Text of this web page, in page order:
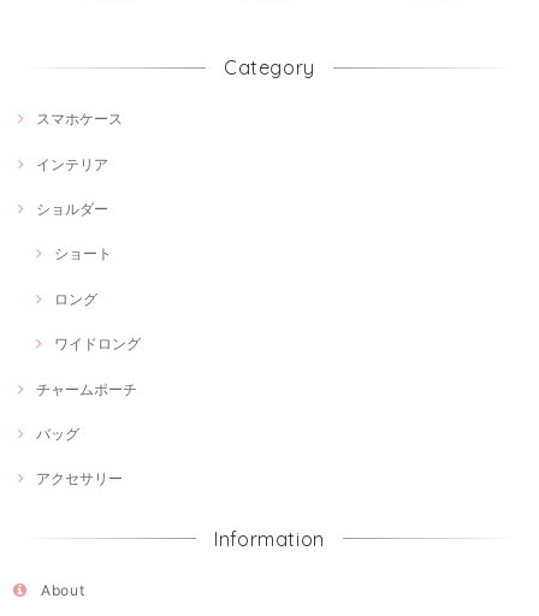
Category
スマホケース
インテリア
ショルダー
ショート
ロング
ワイドロング
チャームポーチ
バッグ
アクセサリー
Information
About